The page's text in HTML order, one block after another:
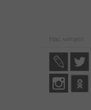
Нас читают